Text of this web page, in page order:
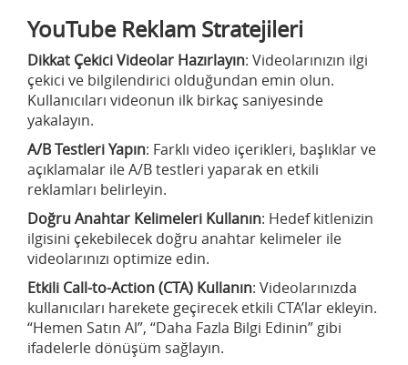
YouTube Reklam Stratejileri
Dikkat Çekici Videolar Hazırlayın: Videolarınızın ilgi
çekici ve bilgilendirici olduğundan emin olun.
Kullanıcıları videonun ilk birkaç saniyesinde
yakalayın.
A/B Testleri Yapın: Farklı video içerikleri, başlıklar ve
açıklamalar ile A/B testleri yaparak en etkili
reklamları belirleyin.
Doğru Anahtar Kelimeleri Kullanın: Hedef kitlenizin
ilgisini çekebilecek doğru anahtar kelimeler ile
videolarınızı optimize edin.
Etkili Call-to-Action (CTA) Kullanın: Videolarınızda
kullanıcıları harekete geçirecek etkili CTA’lar ekleyin.
“Hemen Satın Al”, “Daha Fazla Bilgi Edinin” gibi
ifadelerle dönüşüm sağlayın.